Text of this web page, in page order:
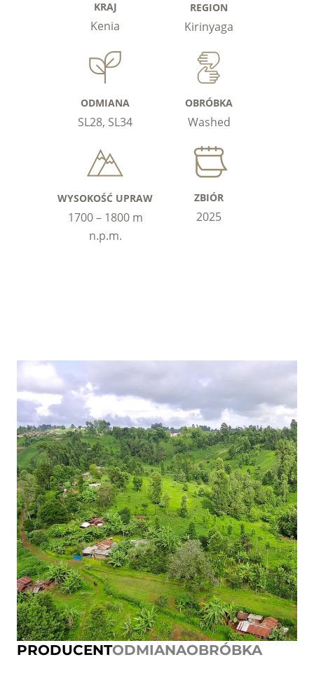
KRAJ
Kenia
REGION
Kirinyaga
ODMIANA
SL28, SL34
OBRÓBKA
Washed
WYSOKOŚĆ UPRAW
1700 – 1800 m
n.p.m.
ZBIÓR
2025
PRODUCENTODMIANAOBRÓBKA